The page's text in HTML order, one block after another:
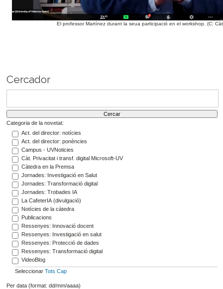
El professor Martínez durant la seua participació en el workshop. (C:
Cercador
Categoria de la novetat:
Act. del director: notícies
Act. del director: ponències
Campus - UVNoticies
Càt. Privacitat i transf. digital Microsoft-UV
Càtedra en la Premsa
Jornades: Investigació en Salut
Jornades: Transformació digital
Jornades: Trobades IA
La CafeterIA (divulgació)
Notícies de la càtedra
Publicacions
Ressenyes: Innovació docent
Ressenyes: Investigació en salut
Ressenyes: Protecció de dades
Ressenyes: Transformació digital
VideoBlog
Seleccionar Tots Cap
Per data (format: dd/mm/aaaa)